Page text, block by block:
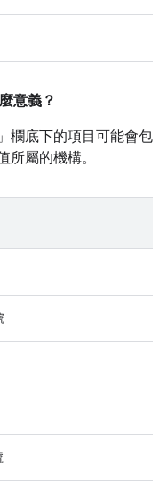
意義？
欄底下的項目可能會包
屬的機構。